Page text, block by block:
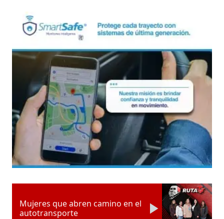
Mujeres que abren camino en el
autotransporte